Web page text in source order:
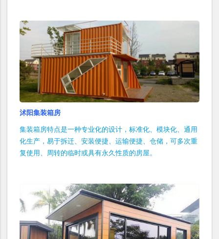
沭阳集装箱房
集装箱房特点是一种专业化的设计，标准化、模块化、通用
化生产，易于拆迁、安装便捷、运输便捷、仓储，可多次重
复使用、周转的临时或具有永久性质的房屋。